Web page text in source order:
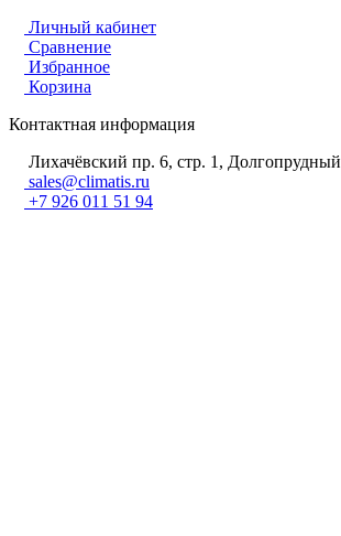
Личный кабинет
Сравнение
Избранное
Корзина
Контактная информация
Лихачёвский пр. 6, стр. 1, Долгопрудный
sales@climatis.ru
+7 926 011 51 94